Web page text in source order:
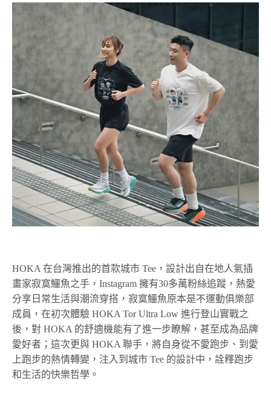
HOKA 在台灣推出的首款城市 Tee，設計出自在地人氣插
畫家寂寞鱷魚之手，Instagram 擁有30多萬粉絲追蹤，熱愛
分享日常生活與潮流穿搭，寂寞鱷魚原本是不運動俱樂部
成員，在初次體驗 HOKA Tor Ultra Low 進行登山實戰之
後，對 HOKA 的舒適機能有了進一步瞭解，甚至成為品牌
愛好者；這次更與 HOKA 聯手，將自身從不愛跑步、到愛
上跑步的熱情轉變，注入到城市 Tee 的設計中，詮釋跑步
和生活的快樂哲學。